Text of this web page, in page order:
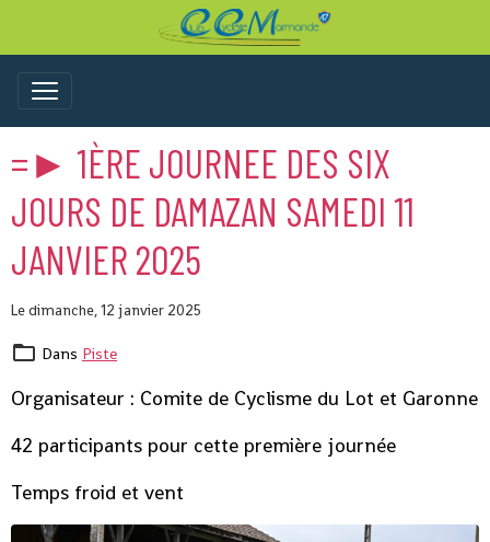
=► 1ÈRE JOURNEE DES SIX
JOURS DE DAMAZAN SAMEDI 11
JANVIER 2025
Le dimanche, 12 janvier 2025
Dans Piste
Organisateur : Comite de Cyclisme du Lot et Garonne
42 participants pour cette première journée
Temps froid et vent